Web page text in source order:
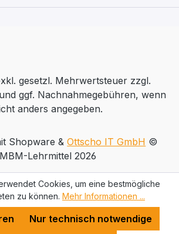
gesetzl. Mehrwertsteuer zzgl.
ggf. Nachnahmegebühren, wenn
anders angegeben.
Shopware &Ottscho IT GmbH ©
MBM-Lehrmittel 2026
Cookies, um eine bestmögliche
zu können. Mehr Informationen ...
Nur technisch notwendige